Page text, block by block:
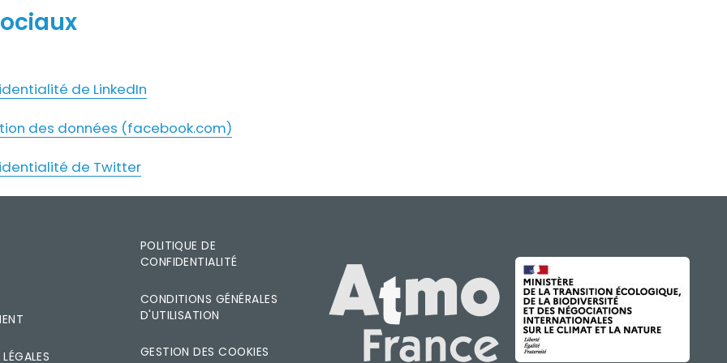
de LinkedIn
des données (facebook.com)
de Twitter
POLITIQUE DE
CONFIDENTIALITÉ
CONDITIONS GÉNÉRALES
D'UTILISATION
GESTION DES COOKIES
IMAGE IMAGE